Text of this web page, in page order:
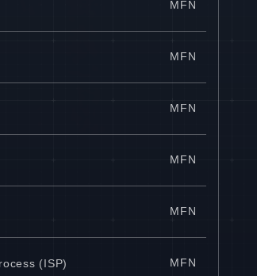
MFN
MFN
MFN
MFN
MFN
(ISP) MFN